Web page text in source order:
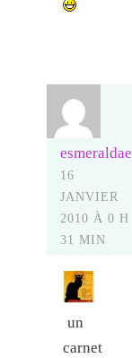
esmeraldae
16
JANVIER
2010 À 0 H
31 MIN
un
carnet